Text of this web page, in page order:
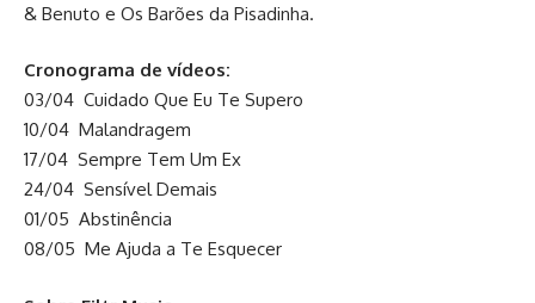
& Benuto e Os Barões da Pisadinha.
Cronograma de vídeos:
03/04 Cuidado Que Eu Te Supero
10/04 Malandragem
17/04 Sempre Tem Um Ex
24/04 Sensível Demais
01/05 Abstinência
08/05 Me Ajuda a Te Esquecer